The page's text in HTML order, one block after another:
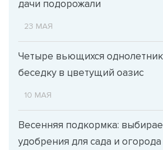
дачи подорожали
23 МАЯ
Четыре вьющихся
беседку в цветущий оазис
10 МАЯ
Весенняя подкормка:
удобрения для сада и огорода